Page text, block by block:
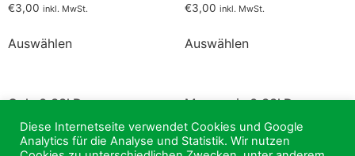
€3,00 inkl. MwSt.
Auswählen
€3,00 inkl. MwSt.
Auswählen
Cola 0,33l Dose
2,50 inkl. MwSt.
Mezzomix 0,33l Dose
€2,50 inkl. MwSt.
Diese Internetseite verwendet Cookies und Google
Analytics für die Analyse und Statistik. Wir nutzen